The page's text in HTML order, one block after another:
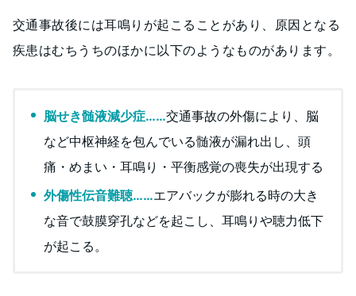
交通事故後には耳鳴りが起こることがあり、原因となる
疾患はむちうちのほかに以下のようなものがあります。
脳せき髄液減少症……交通事故の外傷により、脳
など中枢神経を包んでいる髄液が漏れ出し、頭
痛・めまい・耳鳴り・平衡感覚の喪失が出現する
外傷性伝音難聴……エアバックが膨れる時の大き
な音で鼓膜穿孔などを起こし、耳鳴りや聴力低下
が起こる。